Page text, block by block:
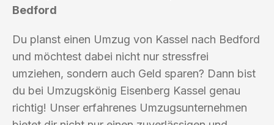
Bedford
Du planst einen Umzug von Kassel nach Bedford
und möchtest dabei nicht nur stressfrei
umziehen, sondern auch Geld sparen? Dann bist
du bei Umzugskönig Eisenberg Kassel genau
richtig! Unser erfahrenes Umzugsunternehmen